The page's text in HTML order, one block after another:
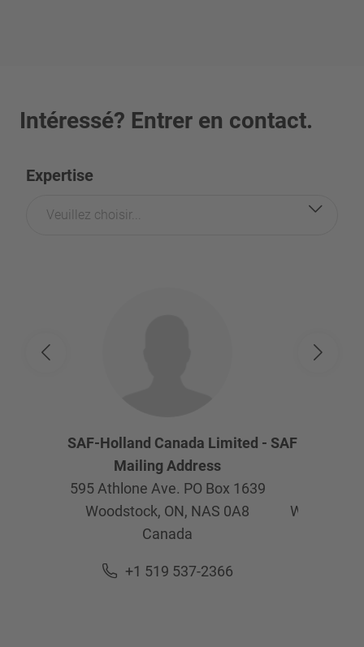
Intéressé? Entrer en contact.
Expertise
Veuillez choisir...
SAF-Holland Canada Limited -
Mailing Address
595 Athlone Ave. PO Box 1639
Woodstock, ON, NAS 0A8
Canada
+1 519 537-2366
SAF-Holland